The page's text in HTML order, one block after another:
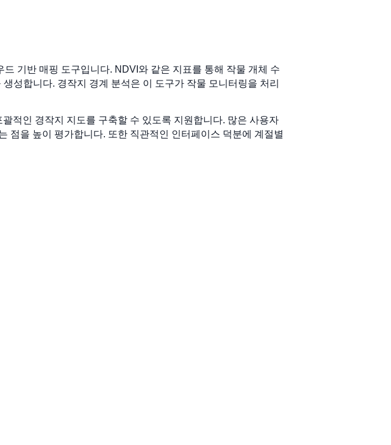
기반 매핑 도구입니다. NDVI와 같은 지표를 통해 작물 개체 수
성합니다. 경작지 경계 분석은 이 도구가 작물 모니터링을 처리
적인 경작지 지도를 구축할 수 있도록 지원합니다. 많은 사용자
점을 높이 평가합니다. 또한 직관적인 인터페이스 덕분에 계절별